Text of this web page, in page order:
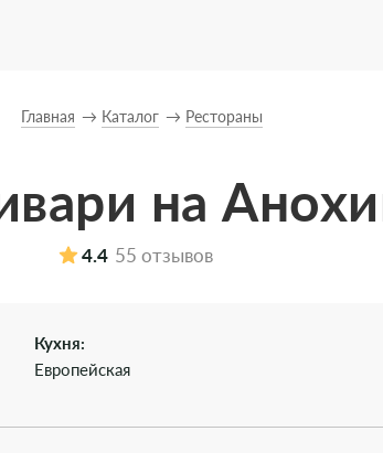
Главная Каталог Рестораны
на
4.4 55 отзывов
Кухня:
Европейская